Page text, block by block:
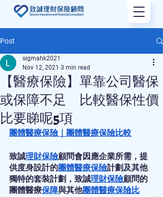
Post
【醫療保險】單靠公司醫保
或保障不足 比較醫保性價
比要睇呢5項
sigmahk2021
Nov 12, 2021 3 min read
團體醫療保險 ｜ 團體醫療保險比較
致誠理財保險顧問會因應企業所需，提
供度身設計的團體醫療保險計劃及其他
獨特的套裝計劃，致誠理財保險顧問的
團體醫療保障與其他團體醫療保險比